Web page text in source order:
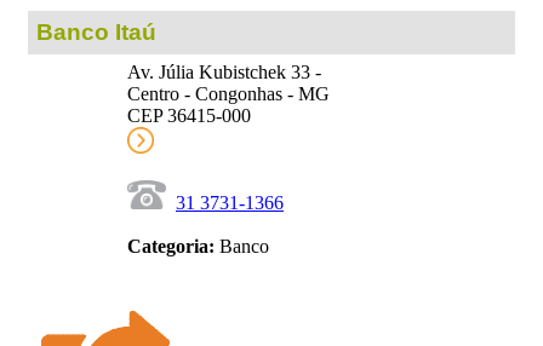
Banco Itaú
Av. Júlia Kubistchek 33 -
Centro - Congonhas - MG
CEP 36415-000
31 3731-1366
Categoria: Banco